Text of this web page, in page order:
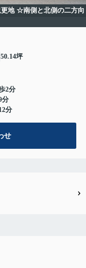
地 ☆南側と北側の二方向
50.14坪
2分
分
分
せ